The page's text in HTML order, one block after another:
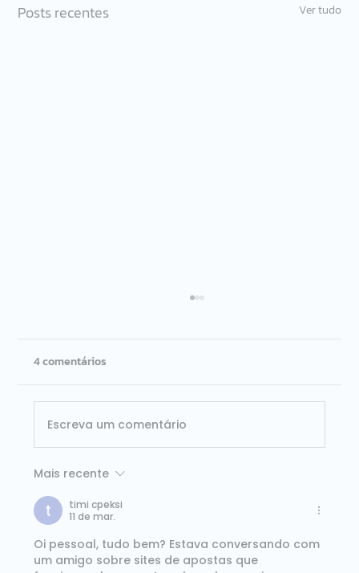
Posts recentes Ver tudo
Dataside é líder nos dois quadrantes
4 comentários
Escreva um comentário
Mais recente
timi cpeksi
11 de mar.
Oi pessoal, tudo bem? Estava conversando com
um amigo sobre sites de apostas que